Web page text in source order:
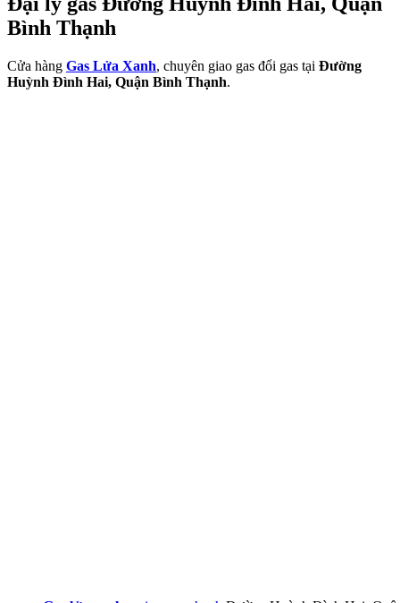
Bình Thạnh
Cửa hàng Gas Lửa Xanh, chuyên giao gas đổi gas tại Đường
Huỳnh Đình Hai, Quận Bình Thạnh.